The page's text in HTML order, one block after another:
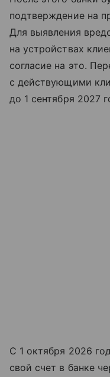
подтверждение на
Для выявления
на устройствах
согласие на это.
с действующими
до 1 сентября 2027
С 1 октября 2026
свой счет в банке